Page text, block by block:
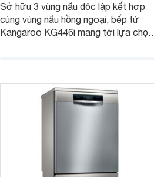
Sở hữu 3 vùng nấu độc lập kết hợp
cùng vùng nấu hồng ngoại, bếp từ
Kangaroo KG446i mang tới lựa chọn
nhiều cửa hàng, đại lý.